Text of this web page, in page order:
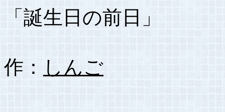
「誕生日の前日」
作： しんご